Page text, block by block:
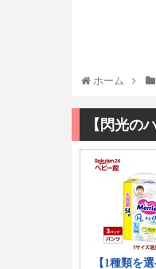
ホーム
【閃光の